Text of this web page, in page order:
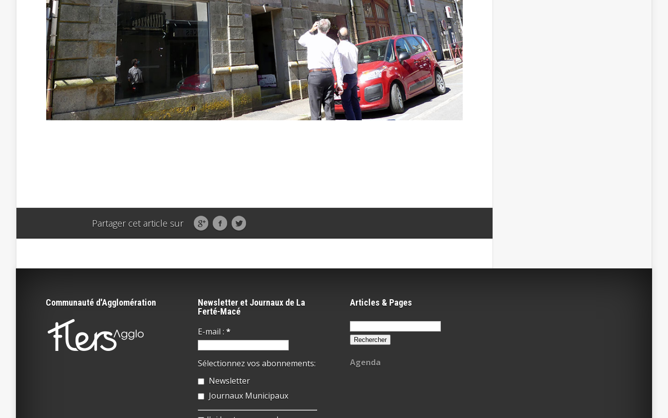
Partager cet article sur
Communauté d'Agglomération
Newsletter et Journaux de La
Ferté-Macé
E-mail : *
Sélectionnez vos abonnements:
Newsletter
Journaux Municipaux
Articles & Pages
Rechercher :
Agenda